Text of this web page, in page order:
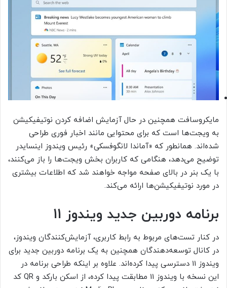
مایکروسافت همچنین در حال آزمایش اضافه کردن نوتیفیکیشن
به ویجت‌ها است که برای محتوایی مانند اخبار فوری طراحی
‌شده‌اند. همانطور که «آماندا لانگوفسکی» رئیس ویندوز اینسایدر
توضیح می‌دهد، هنگامی که کاربران بخش ویجت‌ها را باز می‌کنند،
با یک بنر در بالای صفحه مواجه خواهند شد که اطلاعات بیشتری
در مورد نوتیفیکیشن‌ها ارائه می‌کند.
برنامه دوربین جدید ویندوز 11
در کنار تست‌های مربوط به رابط کاربری، آزمایش‌کنندگان ویندوز،
در کانال توسعه‌دهندگان همچنین به یک برنامه دوربین جدید برای
ویندوز 11 دسترسی پیدا کرده‌اند. علاوه بر اینکه طراحی برنامه در
این نسخه با ویندوز‌ 11 مطابقت پیدا کرده، از اسکن بارکد و QR کد